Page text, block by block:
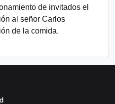
de invitados el
al señor Carlos
de la comida.